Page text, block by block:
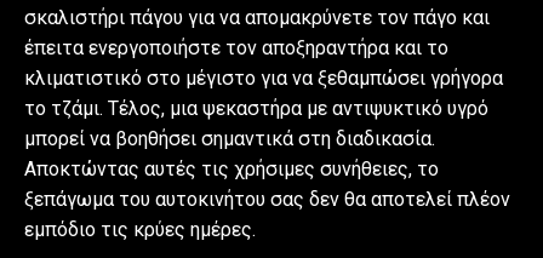
σκαλιστήρι πάγου για να απομακρύνετε τον πάγο και
έπειτα ενεργοποιήστε τον αποξηραντήρα και το
κλιματιστικό στο μέγιστο για να ξεθαμπώσει γρήγορα
το τζάμι. Τέλος, μια ψεκαστήρα με αντιψυκτικό υγρό
μπορεί να βοηθήσει σημαντικά στη διαδικασία.
Αποκτώντας αυτές τις χρήσιμες συνήθειες, το
ξεπάγωμα του αυτοκινήτου σας δεν θα αποτελεί πλέον
εμπόδιο τις κρύες ημέρες.